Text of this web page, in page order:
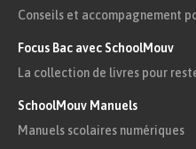
Conseils et accompagnement
Focus Bac avec SchoolMouv
La collection de livres pour
SchoolMouv Manuels
Manuels scolaires numériques